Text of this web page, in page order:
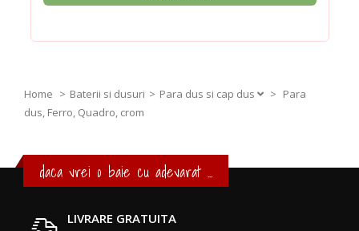
Home Baterii si dusuri Para dus si cap dus > Para
dus, Ferro, Quadro, crom
daca vrei o baie cu adevarat ...
LIVRARE GRATUITA